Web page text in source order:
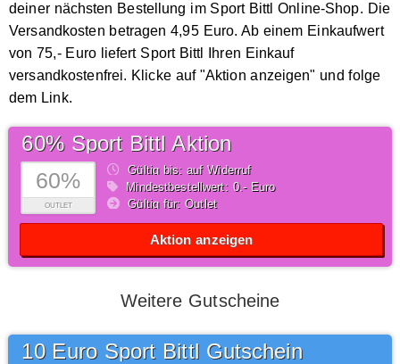
deiner nächsten Bestellung im Sport Bittl Online-Shop. Die
Versandkosten betragen 4,95 Euro. Ab einem Einkaufwert
von 75,- Euro liefert Sport Bittl Ihren Einkauf
versandkostenfrei. Klicke auf "Aktion anzeigen" und folge
dem Link.
60%
OUTLET
60% Sport Bittl Aktion
Gültig bis: auf Widerruf
Mindestbestellwert: 0,- Euro
Gültig für: Outlet
Aktion anzeigen
Weitere Gutscheine
10 Euro Sport Bittl Gutschein